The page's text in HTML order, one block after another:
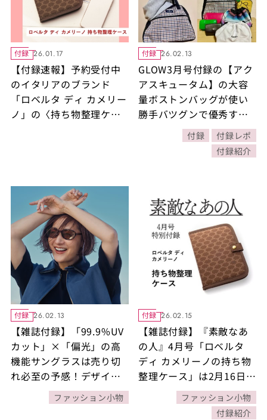
付録 26.01.17
【付録速報】予約受付中
のイタリアのブランド
「ロベルタ ディ カメリー
ノ」の〈持ち物整理ケー
付録 26.02.13
GLOW3月号付録の【アク
アスキュータム】の大容
量ボストンバッグが使い
勝手バツグンで優秀すぎ
る！｜ 40代読者代表の3
人の使い方は？
付録
付録レポ
付録紹介
付録 26.02.13
【雑誌付録】「99.9%UV
カット」×「偏光」の高
機能サングラスは売り切
れ必至の予感！デザイン
はモデル富岡佳子さんが
監修！【素敵なあの人
ファッション小物
付録 26.02.15
【雑誌付録】『素敵なあ
の人』4月号「ロベルタ
ディ カメリーノの持ち物
整理ケース」は2月16日発
売！7つポケットで収納力
がスゴイ【付録担当がこ
ファッション小物
付録紹介